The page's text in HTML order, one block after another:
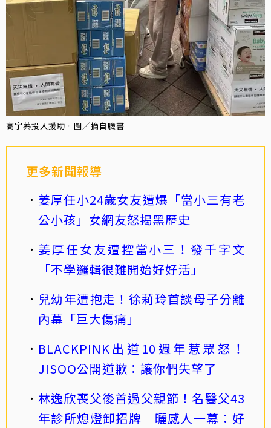
高宇蓁投入援助。圖／摘自臉書
更多新聞報導
姜厚任小24歲女友遭爆「當小三有老
公小孩」女網友怒揭黑歷史
姜厚任女友遭控當小三！發千字文
「不學邏輯很難開始好好活」
兒幼年遭抱走！徐莉玲首談母子分離
內幕「巨大傷痛」
BLACKPINK出道10週年惹眾怒！
JISOO公開道歉：讓你們失望了
林逸欣喪父後首過父親節！名醫父43
年診所熄燈卸招牌 曬感人一幕：好